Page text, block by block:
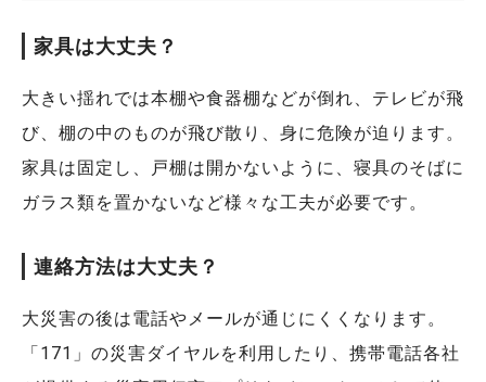
家具は大丈夫？
大きい揺れでは本棚や食器棚などが倒れ、テレビが飛
び、棚の中のものが飛び散り、身に危険が迫ります。
家具は固定し、戸棚は開かないように、寝具のそばに
ガラス類を置かないなど様々な工夫が必要です。
連絡方法は大丈夫？
大災害の後は電話やメールが通じにくくなります。
「171」の災害ダイヤルを利用したり、携帯電話各社